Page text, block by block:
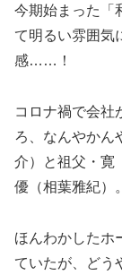
今期始まった「
て明るい雰囲気
感……！
コロナ禍で会社
ろ、なんやかん
介）と祖父・寛
優（相葉雅紀）。
ほんわかしたホ
ていたが、どう